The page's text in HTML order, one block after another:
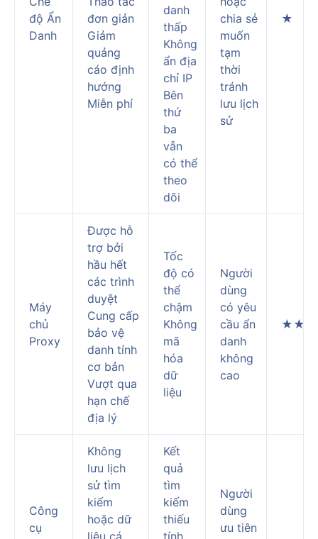
độ Ẩn
Danh
đơn giản
Giảm
quảng
cáo định
hướng
Miễn phí
danh
thấp
Không
ẩn địa
chỉ IP
Bên
thứ
ba
vẫn
có thể
theo
dõi
chia sẻ
muốn
tạm
thời
tránh
lưu lịch
sử
★
Máy
chủ
Proxy
Được hỗ
trợ bởi
hầu hết
các trình
duyệt
Cung cấp
bảo vệ
danh tính
cơ bản
Vượt qua
hạn chế
địa lý
Tốc
độ có
thể
chậm
Không
mã
hóa
dữ
liệu
Người
dùng
có yêu
cầu ẩn
danh
không
cao
★★★
Công
cụ
Không
lưu lịch
sử tìm
kiếm
hoặc dữ
liệu cá
Kết
quả
tìm
kiếm
thiếu
tính
Người
dùng
ưu tiên